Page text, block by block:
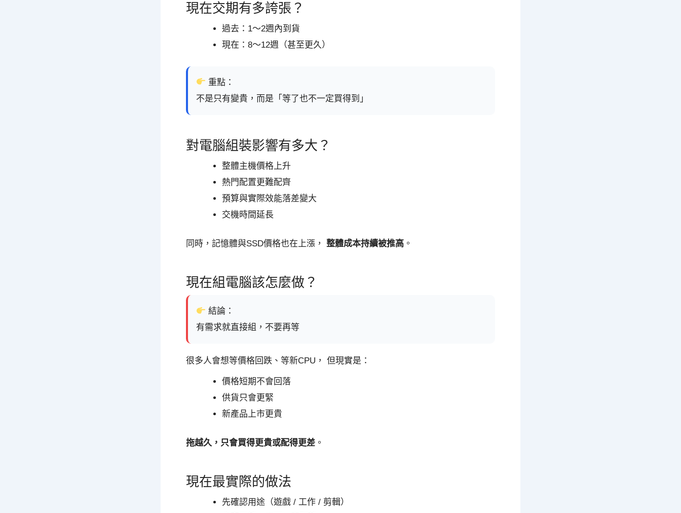
現在交期有多誇張？
過去：1～2週內到貨
現在：8～12週（甚至更久）
重點：
不是只有變貴，而是「等了也不一定買得到」
對電腦組裝影響有多大？
整體主機價格上升
熱門配置更難配齊
預算與實際效能落差變大
交機時間延長
同時，記憶體與SSD價格也在上漲， 整體成本持續被推高 。
現在組電腦該怎麼做？
結論：
有需求就直接組，不要再等
很多人會想等價格回跌、等新CPU， 但現實是：
價格短期不會回落
供貨只會更緊
新產品上市更貴
拖越久，只會買得更貴或配得更差 。
現在最實際的做法
先確認用途（遊戲 / 工作 / 剪輯）